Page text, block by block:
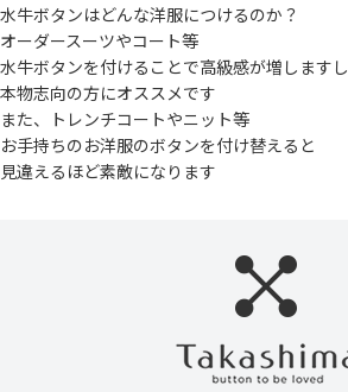
水牛ボタンはどんな洋服につけるのか？
オーダースーツやコート等
水牛ボタンを付けることで高級感が増しますし
本物志向の方にオススメです
また、トレンチコートやニット等
お手持ちのお洋服のボタンを付け替えると
見違えるほど素敵になります